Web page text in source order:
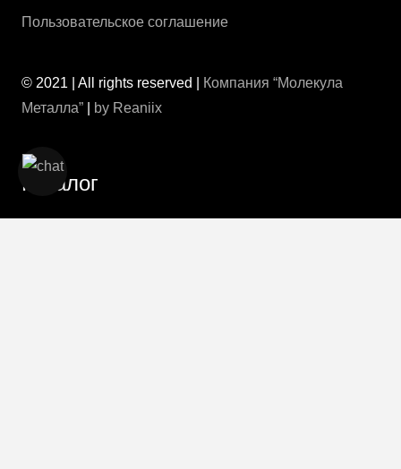
Пользовательское соглашение
© 2021 | All rights reserved |
Компания “Молекула
Металла”
by Reaniix
Каталог